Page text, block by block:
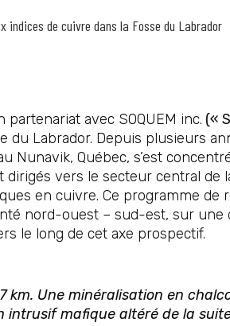
indices de cuivre dans la Fosse du Labrador
partenariat avec SOQUEM inc. («
du Labrador. Depuis plusieurs
Nunavik, Québec, s’est
vers le secteur central de
en cuivre. Ce programme de
nord-ouest – sud-est, sur une
le long de cet axe prospectif.
km. Une minéralisation en
mafique altéré de la